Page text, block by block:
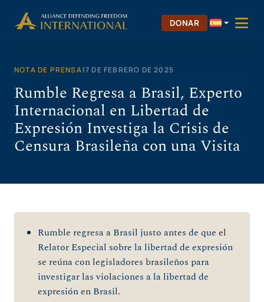
DONAR
NOTA DE PRENSA17 DE FEBRERO DE 2025
Rumble Regresa a Brasil, Experto
Internacional en Libertad de
Expresión Investiga la Crisis de
Censura Brasileña con una Visita
Rumble regresa a Brasil justo antes de que el
Relator Especial sobre la libertad de expresión
se reúna con legisladores brasileños para
investigar las violaciones a la libertad de
expresión en Brasil.